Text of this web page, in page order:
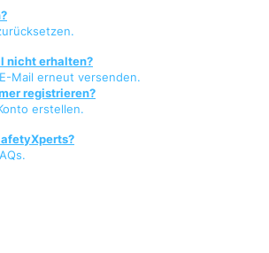
nicht erhalten?
Mail erneut versenden.
registrieren?
erstellen.